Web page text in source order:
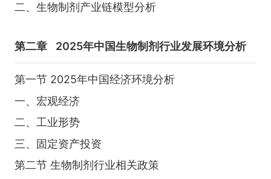
二、生物制剂产业链模型分析
第二章 2025年中国生物制剂行业发展环境分析
第一节 2025年中国经济环境分析
一、宏观经济
二、工业形势
三、固定资产投资
第二节 生物制剂行业相关政策